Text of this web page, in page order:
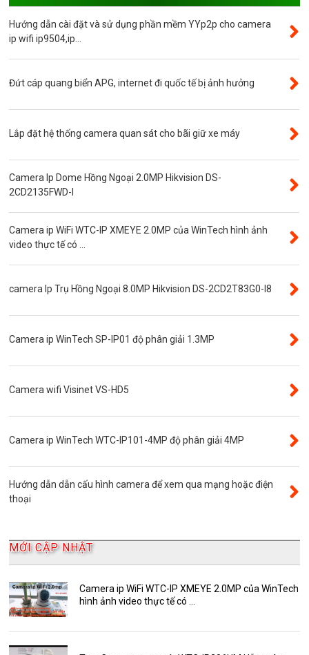
Máy bộ đàm
Bảng giá
Phụ kiện camera
Độ phân giải 3.0MP
Camera CVI WinTech
Camera ngụy trang
Đầu ghi camera ip
Giới thiệu
VR Camera
YooSee
AKwell
Bảng Báo Giá AKwell
Bộ Camera Quan sát
Camera Zoom
HDParagon
Hướng dẫn cài đặt và sử dụng phần mềm YYp2p cho camera
ip wifi ip9504,ip...
Đứt cáp quang biển APG, internet đi quốc tế bị ảnh hưởng
Lắp đặt hệ thống camera quan sát cho bãi giữ xe máy
Camera Ip Dome Hồng Ngoại 2.0MP Hikvision DS-
2CD2135FWD-I
Camera ip WiFi WTC-IP XMEYE 2.0MP của WinTech hình ảnh
video thực tế có ...
camera Ip Trụ Hồng Ngoại 8.0MP Hikvision DS-2CD2T83G0-I8
Camera ip WinTech SP-IP01 độ phân giải 1.3MP
Camera wifi Visinet VS-HD5
Camera ip WinTech WTC-IP101-4MP độ phân giải 4MP
Hướng dẫn dẫn cấu hình camera để xem qua mạng hoặc điện
thoại
MỚI CẬP NHẬT
Camera ip WiFi WTC-IP XMEYE 2.0MP của WinTech
hình ảnh video thực tế có ...